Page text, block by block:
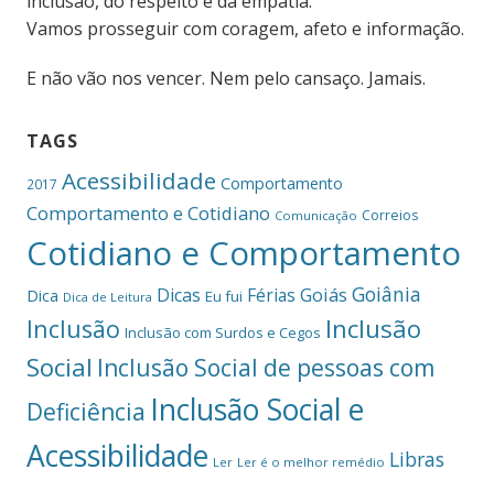
Vamos prosseguir com coragem, afeto e informação.
E não vão nos vencer. Nem pelo cansaço. Jamais.
TAGS
2017 Acessibilidade Comportamento
Comportamento e Cotidiano Comunicação Correios
Cotidiano e Comportamento
Dica Dica de Leitura Dicas Eu fui Férias Goiás Goiânia
Inclusão Inclusão com Surdos e Cegos Inclusão
Social Inclusão Social de pessoas com
Deficiência Inclusão Social e
Acessibilidade Ler Ler é o melhor remédio Libras